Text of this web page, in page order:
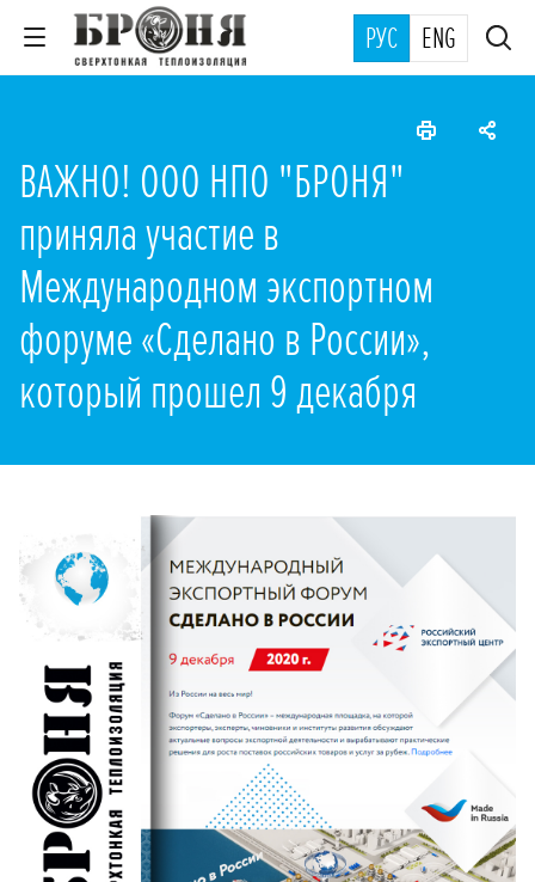
РУС ENG
ВАЖНО! ООО НПО "БРОНЯ"
приняла участие в
Международном экспортном
форуме «Сделано в России»,
который прошел 9 декабря